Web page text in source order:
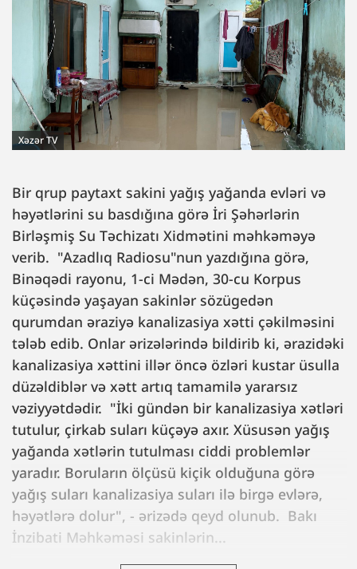
Xəzər TV
Bir qrup paytaxt sakini yağış yağanda evləri və
həyətlərini su basdığına görə İri Şəhərlərin
Birləşmiş Su Təchizatı Xidmətini məhkəməyə
verib. "Azadlıq Radiosu"nun yazdığına görə,
Binəqədi rayonu, 1-ci Mədən, 30-cu Korpus
küçəsində yaşayan sakinlər sözügedən
qurumdan əraziyə kanalizasiya xətti çəkilməsini
tələb edib. Onlar ərizələrində bildirib ki, ərazidəki
kanalizasiya xəttini illər öncə özləri kustar üsulla
düzəldiblər və xətt artıq tamamilə yararsız
vəziyyətdədir. "İki gündən bir kanalizasiya xətləri
tutulur, çirkab suları küçəyə axır. Xüsusən yağış
yağanda xətlərin tutulması ciddi problemlər
yaradır. Boruların ölçüsü kiçik olduğuna görə
yağış suları kanalizasiya suları ilə birgə evlərə,
həyətlərə dolur", - ərizədə qeyd olunub. Bakı
İnzibati Məhkəməsi sakinlərin...